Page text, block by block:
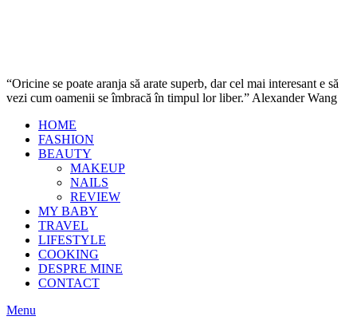
“Oricine se poate aranja să arate superb, dar cel mai interesant e să
vezi cum oamenii se îmbracă în timpul lor liber.” Alexander Wang
HOME
FASHION
BEAUTY
MAKEUP
NAILS
REVIEW
MY BABY
TRAVEL
LIFESTYLE
COOKING
DESPRE MINE
CONTACT
Menu